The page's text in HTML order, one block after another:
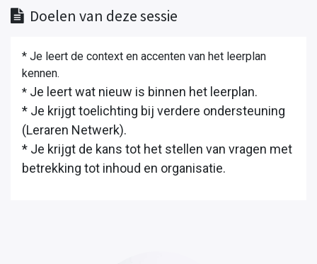
Doelen van deze sessie
* Je leert de context en accenten van het leerplan
kennen.
* Je leert wat nieuw is binnen het leerplan.
* Je krijgt toelichting bij verdere ondersteuning
(Leraren Netwerk).
* Je krijgt de kans tot het stellen van vragen met
betrekking tot inhoud en organisatie.